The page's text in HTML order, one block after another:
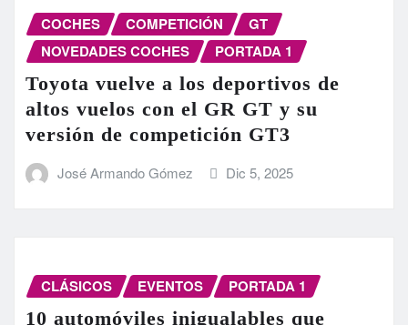
COCHES COMPETICIÓN
GT
NOVEDADES COCHES
PORTADA 1
Toyota vuelve a los deportivos de
altos vuelos con el GR GT y su
versión de competición GT3
José Armando Gómez Dic 5, 2025
CLÁSICOS EVENTOS PORTADA 1
10 automóviles inigualables que